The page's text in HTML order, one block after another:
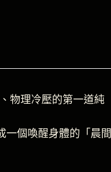
物理冷壓的第一道純
一個喚醒身體的「晨間